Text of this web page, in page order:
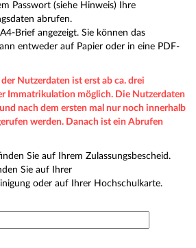
Passwort (siehe Hinweis) Ihre
abrufen.
Brief angezeigt. Sie können das
entweder auf Papier oder in eine PDF-
Nutzerdaten ist erst ab ca. drei
Immatrikulation möglich. Die Nutzerdaten
nach dem ersten mal nur noch innerhalb
werden. Danach ist ein Abrufen
Sie auf Ihrem Zulassungsbescheid.
Sie auf Ihrer
oder auf Ihrer Hochschulkarte.